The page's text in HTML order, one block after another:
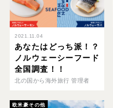
2021.11.04
あなたはどっち派！？
ノルウェーシーフード
全国調査！！
北の国から海外旅行 管理者
欧米豪その他